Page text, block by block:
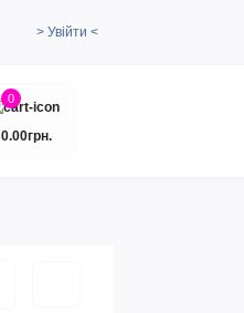
> Увійти <
0
0.00грн.